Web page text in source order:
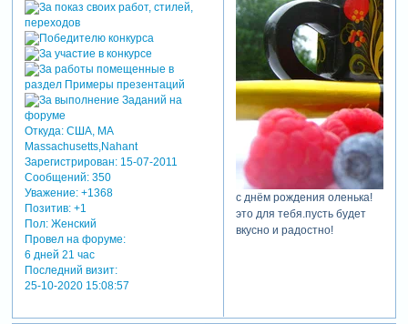
Откуда:США, MA
Massachusetts,Nahant
Зарегистрирован: 15-07-2011
Сообщений:350
Уважение: +1368
Позитив: +1
Пол:Женский
Провел на форуме:
6 дней 21 час
Последний визит:
25-10-2020 15:08:57
с днём рождения оленька!
это для тебя.пусть будет
вкусно и радостно!